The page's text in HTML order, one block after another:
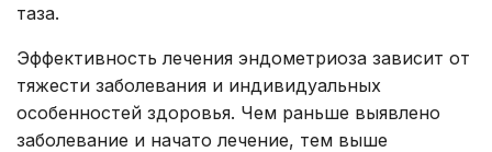
таза.
Эффективность лечения эндометриоза зависит от
тяжести заболевания и индивидуальных
особенностей здоровья. Чем раньше выявлено
заболевание и начато лечение, тем выше